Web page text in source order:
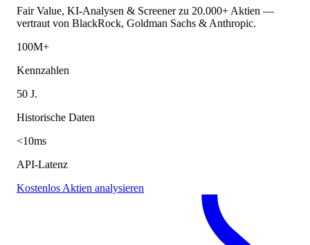
Fair Value, KI-Analysen & Screener zu 20.000+ Aktien —
vertraut von BlackRock, Goldman Sachs & Anthropic.
100M+
Kennzahlen
50 J.
Historische Daten
<10ms
API-Latenz
Kostenlos Aktien analysieren